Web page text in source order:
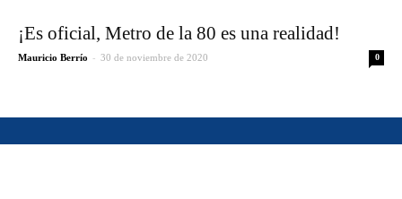
¡Es oficial, Metro de la 80 es una realidad!
Mauricio Berrío - 30 de noviembre de 2020 0